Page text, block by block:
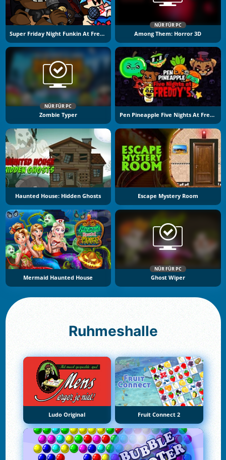
Super Friday Night Funkin At Freddys 2
NÜR FÜR PC
Among Them: Horror 3D
NÜR FÜR PC
Zombie Typer Pen Pineapple Five Nights At Freddy's
Haunted House: Hidden Ghosts Escape Mystery Room
Mermaid Haunted House
NÜR FÜR PC
Ghost Wiper
Ruhmeshalle
Ludo Original Fruit Connect 2